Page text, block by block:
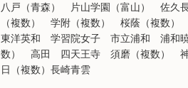
八戸（青森） 片山学園（富山） 佐久
（複数） 学附（複数） 桜蔭（複数
東洋英和 学習院女子 市立浦和 浦和
数） 高田 四天王寺 須磨（複数） 神
日（複数）長崎青雲